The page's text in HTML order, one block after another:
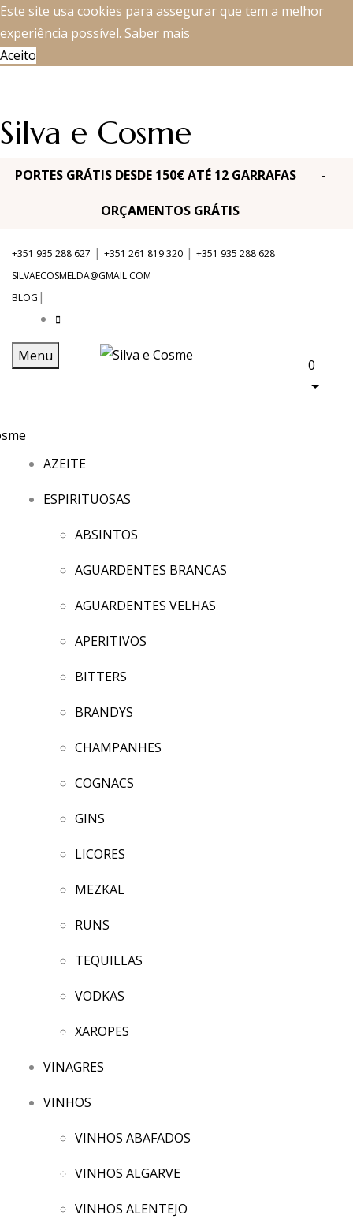
Este site usa cookies para assegurar que tem a melhor
experiência possível. Saber mais
Aceito
Silva e Cosme
PORTES GRÁTIS DESDE 150€ ATÉ 12 GARRAFAS -
ORÇAMENTOS GRÁTIS
+351 935 288 627 | +351 261 819 320 | +351 935 288 628
SILVAECOSMELDA@GMAIL.COM
BLOG |
Menu
0
AZEITE
ESPIRITUOSAS
ABSINTOS
AGUARDENTES BRANCAS
AGUARDENTES VELHAS
APERITIVOS
BITTERS
BRANDYS
CHAMPANHES
COGNACS
GINS
LICORES
MEZKAL
RUNS
TEQUILLAS
VODKAS
XAROPES
VINAGRES
VINHOS
VINHOS ABAFADOS
VINHOS ALGARVE
VINHOS ALENTEJO